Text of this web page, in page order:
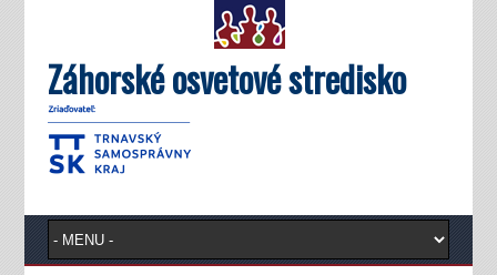
Záhorské osvetové stredisko